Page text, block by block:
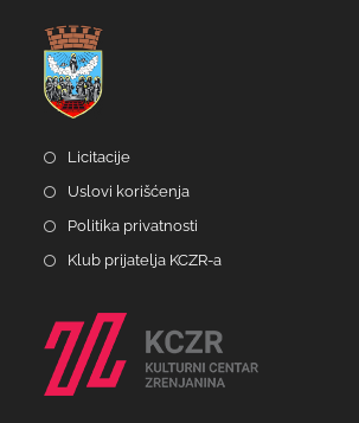
Licitacije
Uslovi korišćenja
Politika privatnosti
Klub prijatelja KCZR-a